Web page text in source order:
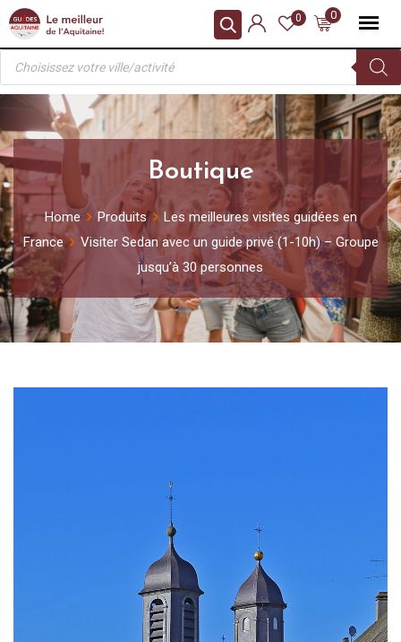
Skip
content
0
0
Recherche
produits
Boutique
Home Produits
Les meilleures visites guidées en
France
Visiter Sedan avec un guide privé (1-10h) – Groupe
jusqu’à 30 personnes